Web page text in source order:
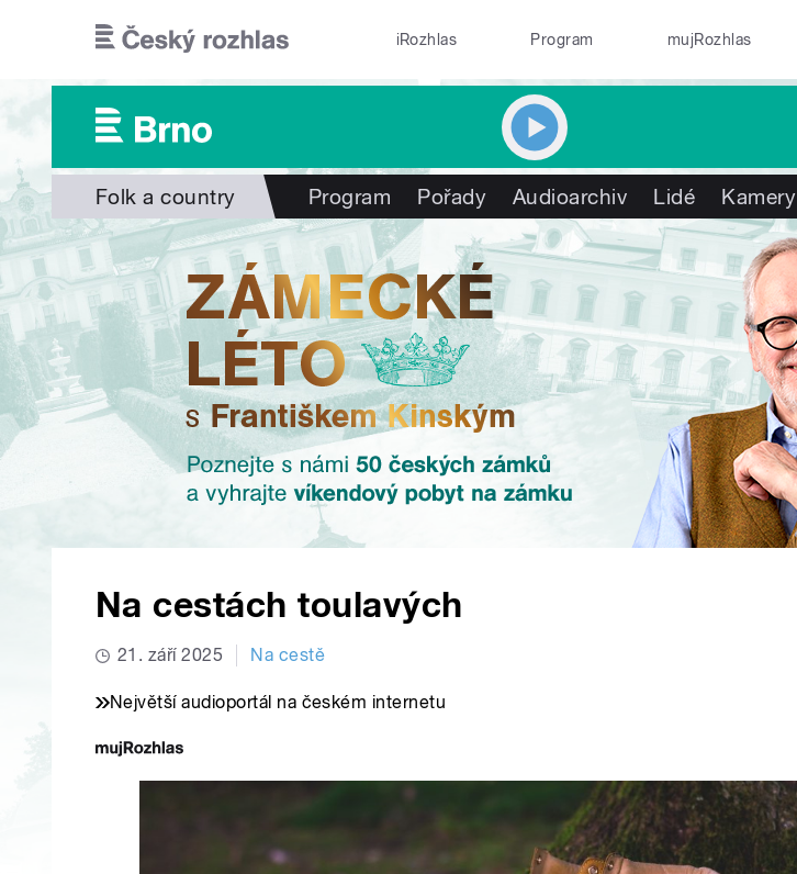
iRozhlas Program mujRozhlas
Folk a country Program Pořady Audioarchiv Lidé Kamery
Na cestách toulavých
21. září 2025 Na cestě
Největší audioportál na českém internetu